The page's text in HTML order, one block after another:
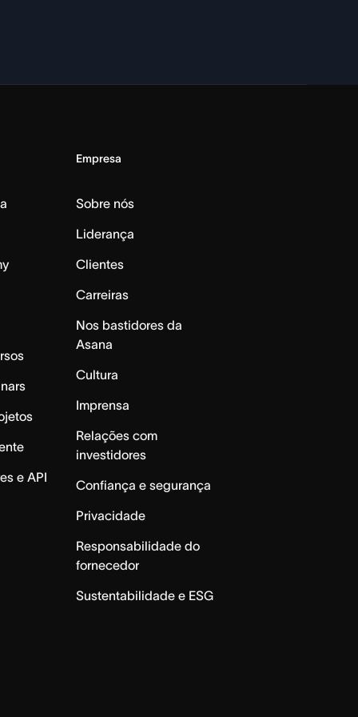
e API
Empresa
Sobre nós
Liderança
Clientes
Carreiras
Nos bastidores da
Asana
Cultura
Imprensa
Relações com
investidores
Confiança e segurança
Privacidade
Responsabilidade do
fornecedor
Sustentabilidade e ESG